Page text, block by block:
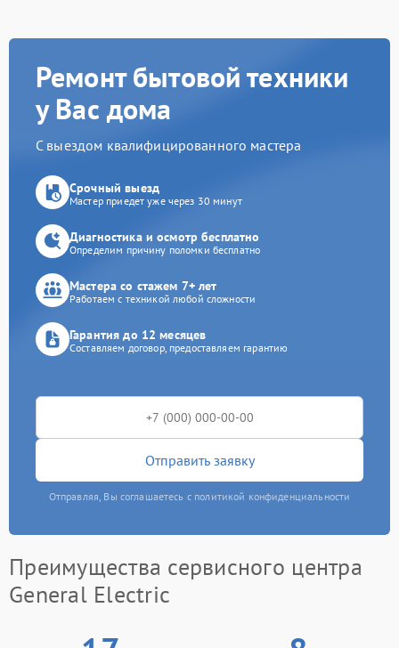
Ремонт бытовой техники
у Вас дома
С выездом квалифицированного мастера
Срочный выезд
Мастер приедет уже через 30 минут
Диагностика и осмотр бесплатно
Определим причину поломки бесплатно
Мастера со стажем 7+ лет
Работаем с техникой любой сложности
Гарантия до 12 месяцев
Составляем договор, предоставляем гарантию
Отправить заявку
Отправляя, Вы соглашаетесь с политикой конфиденциальности
Преимущества сервисного центра
General Electric